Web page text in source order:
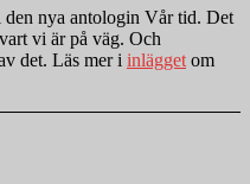
nya antologin Vår tid. Det
vi är på väg. Och
det. Läs mer i inlägget om